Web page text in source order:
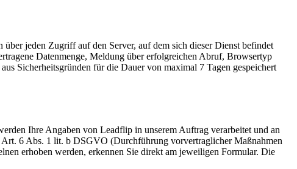
jeden Zugriff auf den Server, auf dem sich dieser Dienst befindet
Datenmenge, Meldung über erfolgreichen Abruf, Browsertyp
Sicherheitsgründen für die Dauer von maximal 7 Tagen gespeichert
Ihre Angaben von Leadflip in unserem Auftrag verarbeitet und an
Art. 6 Abs. 1 lit. b DSGVO (Durchführung vorvertraglicher Maßnahmen
erhoben werden, erkennen Sie direkt am jeweiligen Formular. Die